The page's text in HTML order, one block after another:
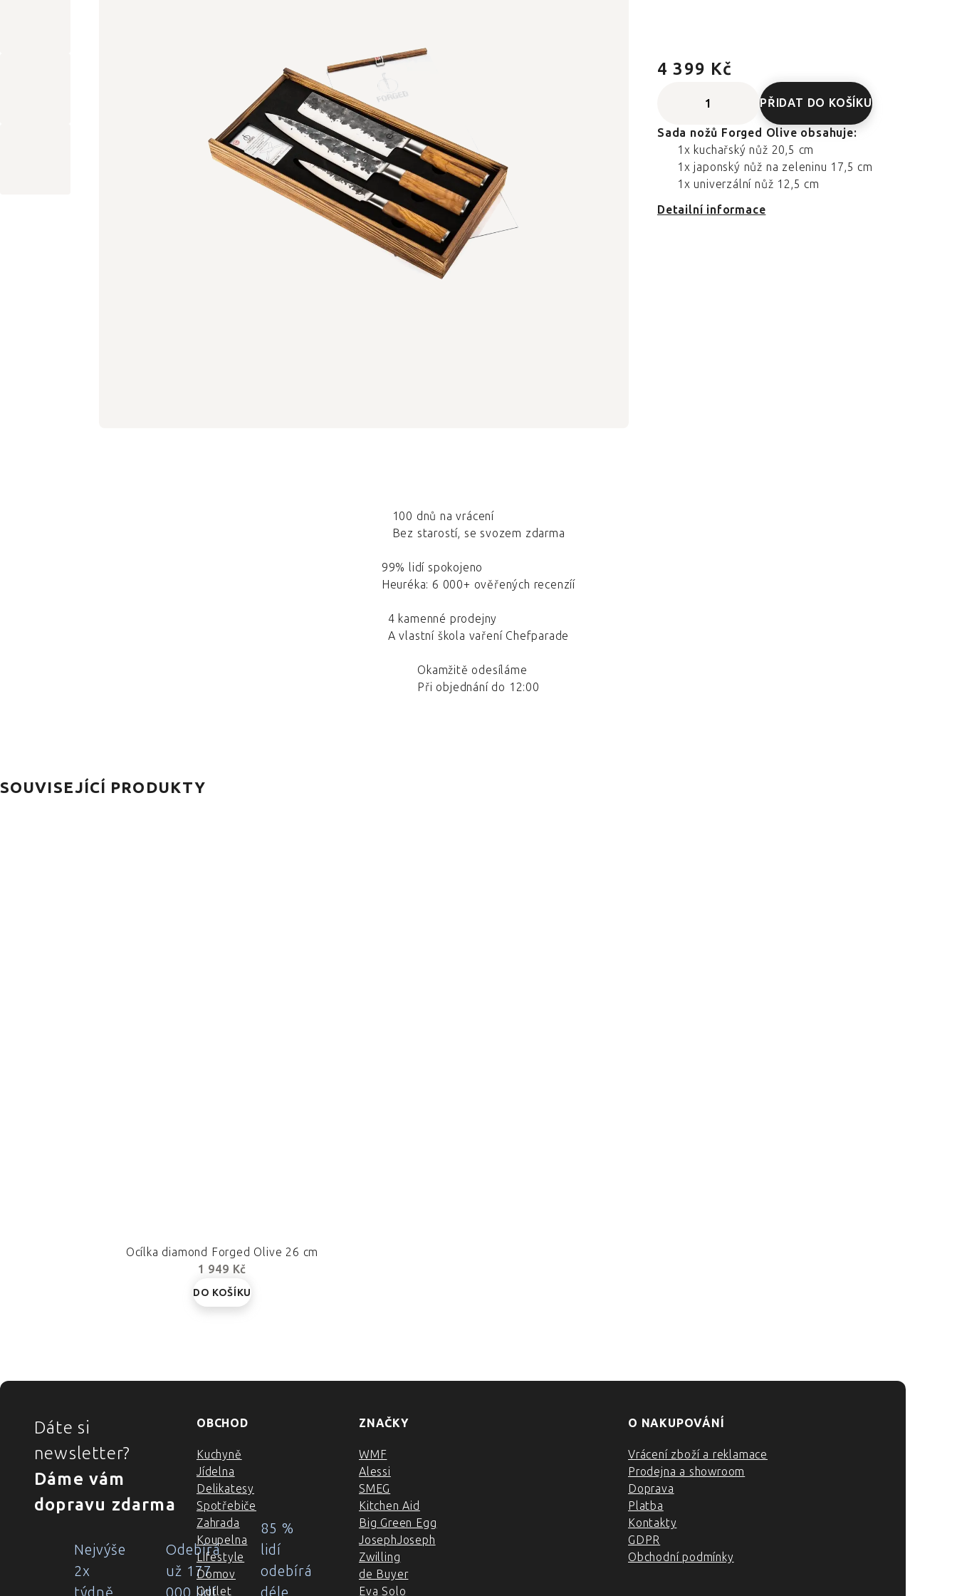
4 399 Kč
PŘIDAT DO KOŠÍKU
Sada nožů Forged Olive obsahuje:
1x kuchařský nůž 20,5 cm
1x japonský nůž na zeleninu 17,5 cm
1x univerzální nůž 12,5 cm
Detailní informace
100 dnů na vrácení
Bez starostí, se svozem zdarma
99% lidí spokojeno
Heuréka: 6 000+ ověřených recenzíí
4 kamenné prodejny
A vlastní škola vaření Chefparade
Okamžitě odesíláme
Při objednání do 12:00
SOUVISEJÍCÍ PRODUKTY
Ocílka diamond Forged Olive 26 cm
1 949 Kč
DO KOŠÍKU
ZÁPATÍ
Dáte si
newsletter?
Dáme vám
dopravu zdarma
Nejvýše
2x
týdně
Odebírá
už 177
000 lidí
85 %
lidí
odebírá
déle
OBCHOD
Kuchyně
Jídelna
Delikatesy
Spotřebiče
Zahrada
Koupelna
Lifestyle
Domov
Outlet
ZNAČKY
WMF
Alessi
SMEG
Kitchen Aid
Big Green Egg
JosephJoseph
Zwilling
de Buyer
Eva Solo
O NAKUPOVÁNÍ
Vrácení zboží a reklamace
Prodejna a showroom
Doprava
Platba
Kontakty
GDPR
Obchodní podmínky